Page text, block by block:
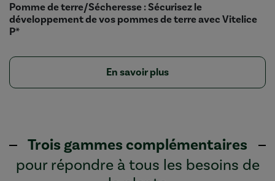
Pomme de terre/Sécheresse : Sécurisez le
développement de vos pommes de terre avec Vitelice
P*
En savoir plus
Trois gammes complémentaires
pour répondre à tous les besoins de